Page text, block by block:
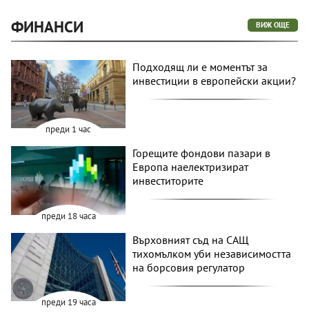
ФИНАНСИ ВИЖ ОЩЕ
преди 1 час
Подходящ ли е моментът за
инвестиции в европейски акции?
преди 18 часа
Горещите фондови пазари в
Европа наелектризират
инвеститорите
преди 19 часа
Върховният съд на САЩ
тихомълком уби независимостта
на борсовия регулатор